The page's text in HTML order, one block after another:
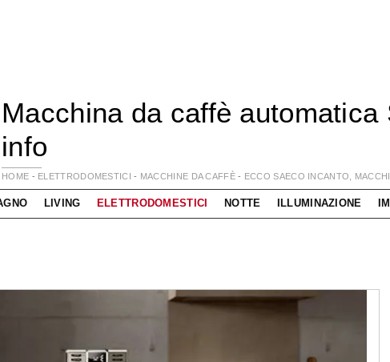
Macchina da caffè
info
HOME - ELETTRODOMESTICI - MACCHINE DA CAFFÈ - ECCO SAECO INCANTO,
LIVING ELETTRODOMESTICI NOTTE ILLUMINAZIONE